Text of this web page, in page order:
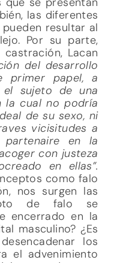
las diferentes
resultar al
Por su parte,
Lacan
del desarrollo
primer papel, a
el sujeto de una
la cual no podría
de su sexo, ni
vicisitudes a
en la
con justeza
en ellas”.
como falo
nos surgen las
de falo se
encerrado en la
masculino? ¿Es
los
el advenimiento